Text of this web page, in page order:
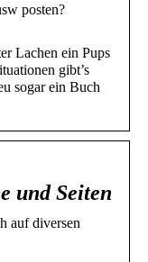
posten?
Lachen ein Pups
gibt’s
sogar ein Buch
und Seiten
auf diversen